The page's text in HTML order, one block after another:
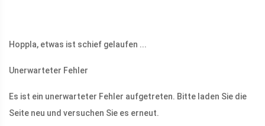
Hoppla, etwas ist schief gelaufen ...
Unerwarteter Fehler
Es ist ein unerwarteter Fehler aufgetreten. Bitte laden Sie die
Seite neu und versuchen Sie es erneut.